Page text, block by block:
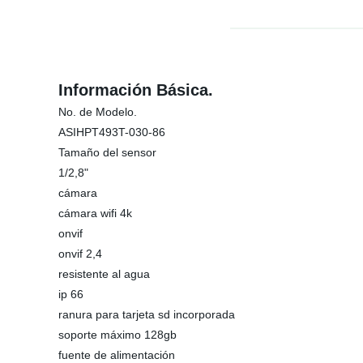
Información Básica.
No. de Modelo.
ASIHPT493T-030-86
Tamaño del sensor
1/2,8"
cámara
cámara wifi 4k
onvif
onvif 2,4
resistente al agua
ip 66
ranura para tarjeta sd incorporada
soporte máximo 128gb
fuente de alimentación